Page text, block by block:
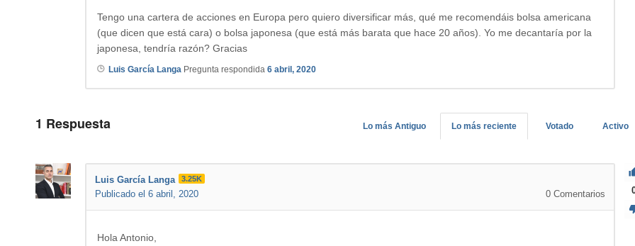
Tengo una cartera de acciones en Europa pero quiero diversificar más, qué me recomendáis bolsa americana
(que dicen que está cara) o bolsa japonesa (que está más barata que hace 20 años). Yo me decantaría por la
japonesa, tendría razón? Gracias
Luis García Langa Pregunta respondida 6 abril, 2020
1 Respuesta Activo
Votado
Lo más reciente
Lo más Antiguo
Luis García Langa 3.25K
Publicado el 6 abril, 2020 0 Comentarios
Hola Antonio,